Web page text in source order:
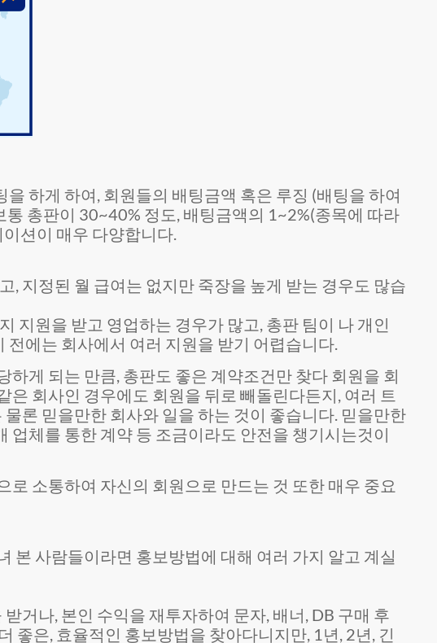
하게 하여, 회원들의 배팅금액 혹은 루징 (배팅을 하여
총판이 30~40% 정도, 배팅금액의 1~2%(종목에 따라
션이 매우 다양합니다.
, 지정된 월 급여는 없지만 죽장을 높게 받는 경우도 많습
지원을 받고 영업하는 경우가 많고, 총판 팀이 나 개인
에는 회사에서 여러 지원을 받기 어렵습니다.
게 되는 만큼, 총판도 좋은 계약조건만 찾다 회원을 회
회사인 경우에도 회원을 뒤로 빼돌린다든지, 여러 트
론 믿을만한 회사와 일을 하는 것이 좋습니다. 믿을만한
업체를 통한 계약 등 조금이라도 안전을 챙기시는것이
소통하여 자신의 회원으로 만드는 것 또한 매우 중요
본 사람들이라면 홍보방법에 대해 여러 가지 알고 계실
거나, 본인 수익을 재투자하여 문자, 배너, DB 구매 후
좋은, 효율적인 홍보방법을 찾아다니지만, 1년, 2년, 긴